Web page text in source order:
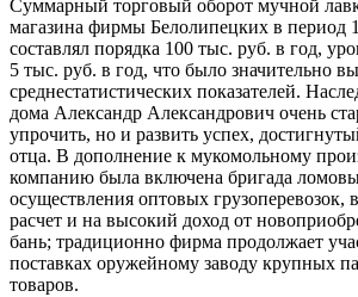
Суммарный торговый оборот мучной
магазина фирмы Белолипецких в период
составлял порядка 100 тыс. руб. в год,
5 тыс. руб. в год, что было значительно
среднестатистических показателей.
дома Александр Александрович очень
упрочить, но и развить успех,
отца. В дополнение к мукомольному
компанию была включена бригада
осуществления оптовых грузоперевозок,
расчет и на высокий доход от
бань; традиционно фирма продолжает
поставках оружейному заводу крупных
товаров.